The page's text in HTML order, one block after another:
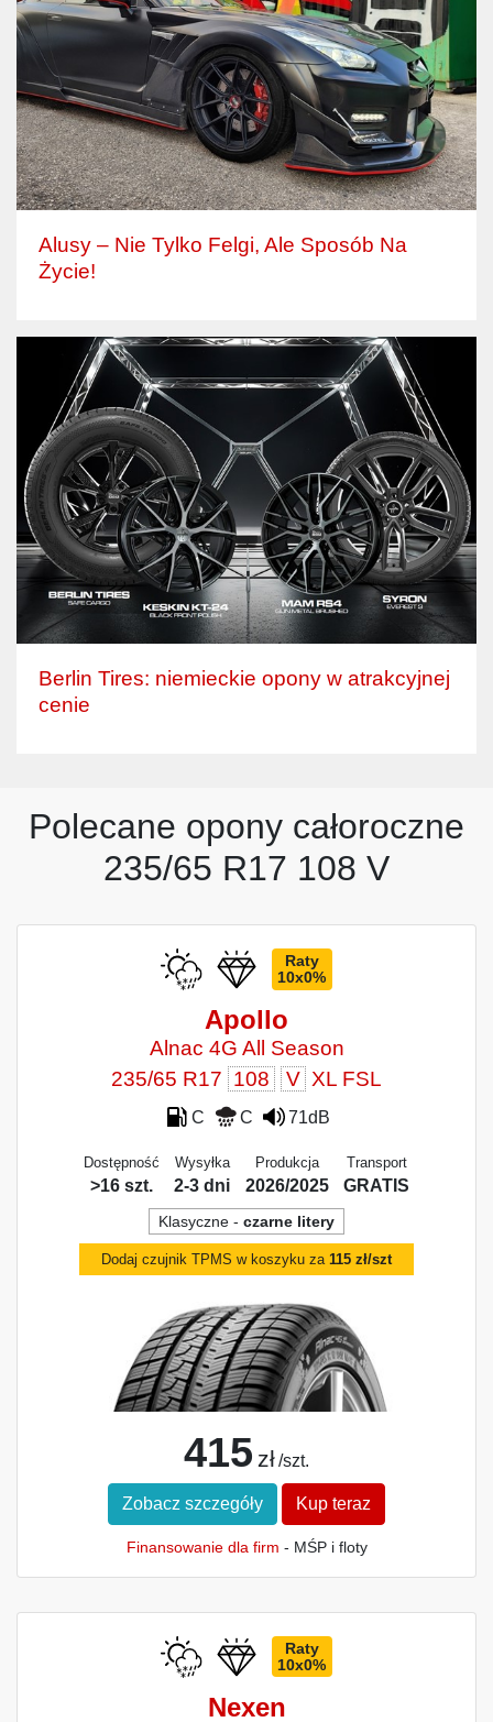
Alusy – Nie Tylko Felgi, Ale Sposób Na
Życie!
Berlin Tires: niemieckie opony w atrakcyjnej
cenie
Polecane opony całoroczne
235/65 R17 108 V
Raty
10x0%
Apollo
Alnac 4G All Season
235/65 R17 108 V XL FSL
C C 71dB
Dostępność
>16 szt.
Wysyłka
2-3 dni
Produkcja
2026/2025
Transport
GRATIS
Klasyczne - czarne litery
Dodaj czujnik TPMS w koszyku za 115 zł/szt
415 zł /szt.
Zobacz szczegóły Kup teraz
Finansowanie dla firm - MŚP i floty
Raty
10x0%
Nexen